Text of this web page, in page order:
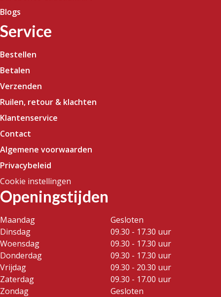
Blogs
Service
Bestellen
Betalen
Verzenden
Ruilen, retour & klachten
Klantenservice
Contact
Algemene voorwaarden
Privacybeleid
Cookie instellingen
Openingstijden
Maandag
Gesloten
Dinsdag
09.30 - 17.30 uur
Woensdag
09.30 - 17.30 uur
Donderdag
09.30 - 17.30 uur
Vrijdag
09.30 - 20.30 uur
Zaterdag
09.30 - 17.00 uur
Zondag
Gesloten